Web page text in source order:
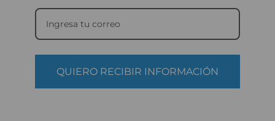
QUIERO RECIBIR INFORMACIÓN